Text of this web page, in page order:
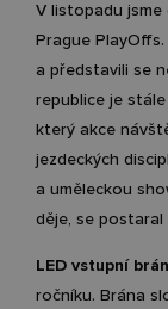
V listopadu
Prague
a představili se
republice je
který akce
jezdeckých
a uměleckou
děje, se postaral
LED vstupní
ročníku. Brána